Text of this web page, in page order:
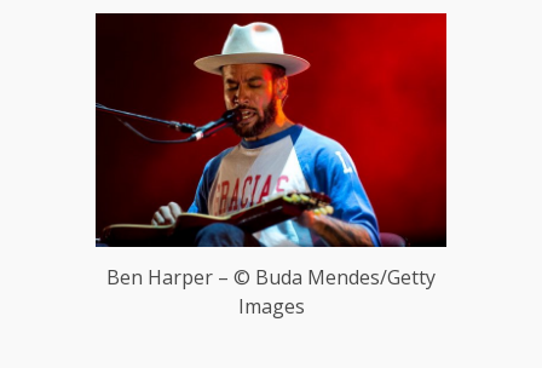
Ben Harper – © Buda Mendes/Getty
Images